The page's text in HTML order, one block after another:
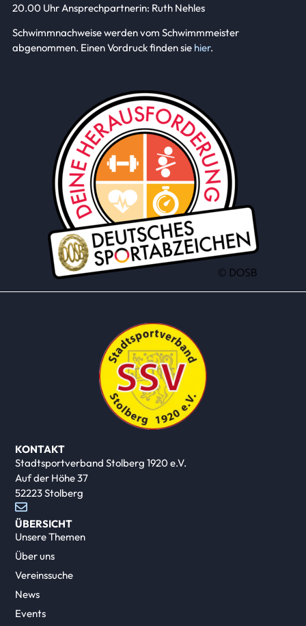
20.00 Uhr Ansprechpartnerin: Ruth Nehles
Schwimmnachweise werden vom Schwimmmeister
abgenommen. Einen Vordruck finden sie hier.
KONTAKT
Stadtsportverband Stolberg 1920 e.V.
Auf der Höhe 37
52223 Stolberg
ÜBERSICHT
Unsere Themen
Über uns
Vereinssuche
News
Events